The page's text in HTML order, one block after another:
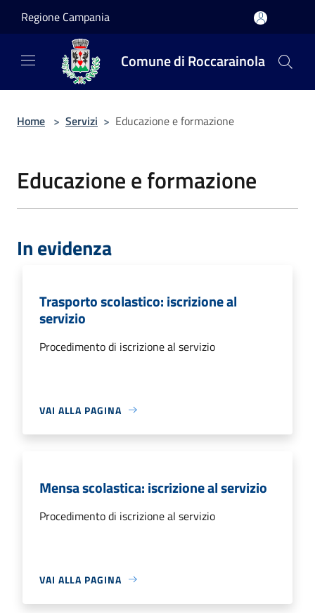
Regione Campania
Comune di Roccarainola
Home > Servizi > Educazione e formazione
Educazione e formazione
In evidenza
Trasporto scolastico: iscrizione al
servizio
Procedimento di iscrizione al servizio
VAI ALLA PAGINA
Mensa scolastica: iscrizione al servizio
Procedimento di iscrizione al servizio
VAI ALLA PAGINA